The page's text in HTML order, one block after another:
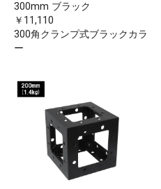
300mm ブラック
￥11,110
300角クランプ式ブラックカラ
ー